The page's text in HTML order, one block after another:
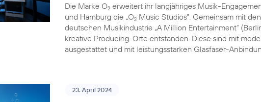
Die Marke O2 erweitert ihr langjähriges Musik-
und Hamburg die „O2 Music Studios”. Gemeinsam mit
deutschen Musikindustrie „A Million Entertainment”
kreative Producing-Orte entstanden. Diese sind mit
ausgestattet und mit leistungsstarken Glasfaser-
23. April 2024